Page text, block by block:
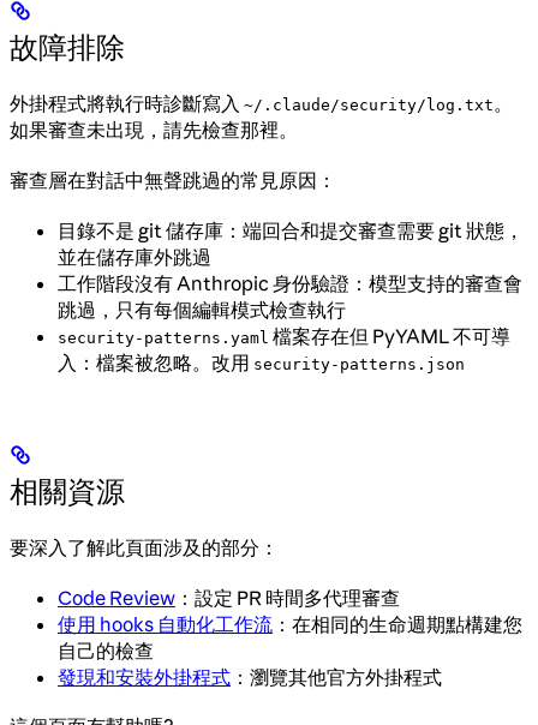
故障排除
外掛程式將執行時診斷寫入 ~/.claude/security/log.txt 。
如果審查未出現，請先檢查那裡。
審查層在對話中無聲跳過的常見原因：
目錄不是 git 儲存庫：端回合和提交審查需要 git 狀態，
並在儲存庫外跳過
工作階段沒有 Anthropic 身份驗證：模型支持的審查會
跳過，只有每個編輯模式檢查執行
security-patterns.yaml 檔案存在但 PyYAML 不可導
入：檔案被忽略。改用 security-patterns.json
相關資源
要深入了解此頁面涉及的部分：
Code Review ：設定 PR 時間多代理審查
使用 hooks 自動化工作流 ：在相同的生命週期點構建您
自己的檢查
發現和安裝外掛程式 ：瀏覽其他官方外掛程式